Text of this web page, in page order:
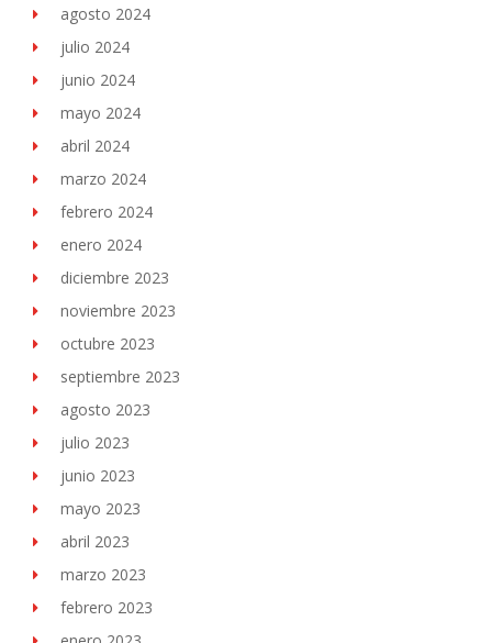
agosto 2024
julio 2024
junio 2024
mayo 2024
abril 2024
marzo 2024
febrero 2024
enero 2024
diciembre 2023
noviembre 2023
octubre 2023
septiembre 2023
agosto 2023
julio 2023
junio 2023
mayo 2023
abril 2023
marzo 2023
febrero 2023